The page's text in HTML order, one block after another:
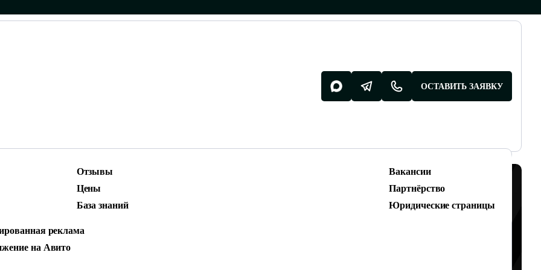
реклама
на Авито
Разработка поддержка
Техническая поддержка сайтов
Отзывы
Цены
База знаний
Вакансии
Партнёрство
Юридические страницы
ОСТАВИТЬ ЗАЯВКУ
ИНСТРУМЕНТ ДЛЯ